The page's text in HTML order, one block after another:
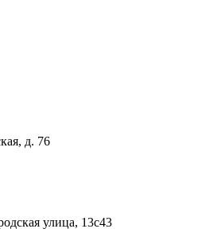
д. 76
улица, 13с43